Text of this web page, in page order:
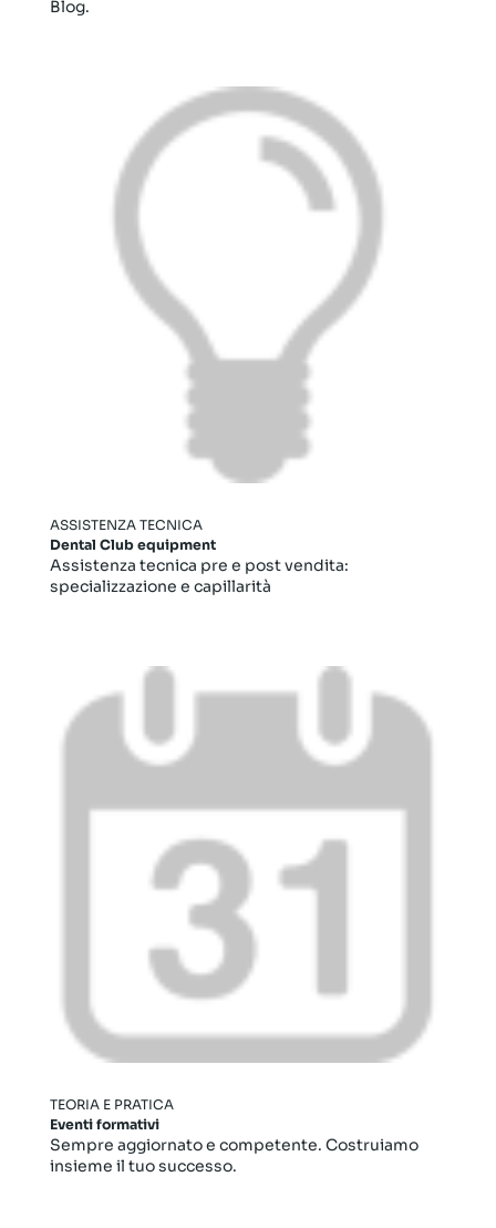
Blog.
ASSISTENZA TECNICA
Dental Club equipment
Assistenza tecnica pre e post vendita:
specializzazione e capillarità
TEORIA E PRATICA
Eventi formativi
Sempre aggiornato e competente. Costruiamo
insieme il tuo successo.